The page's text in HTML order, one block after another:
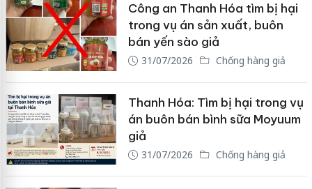
Công an Thanh Hóa tìm bị hại
trong vụ án sản xuất, buôn
bán yến sào giả
31/07/2026 Chống hàng giả
Thanh Hóa: Tìm bị hại trong vụ
án buôn bán bình sữa Moyuum
giả
31/07/2026 Chống hàng giả